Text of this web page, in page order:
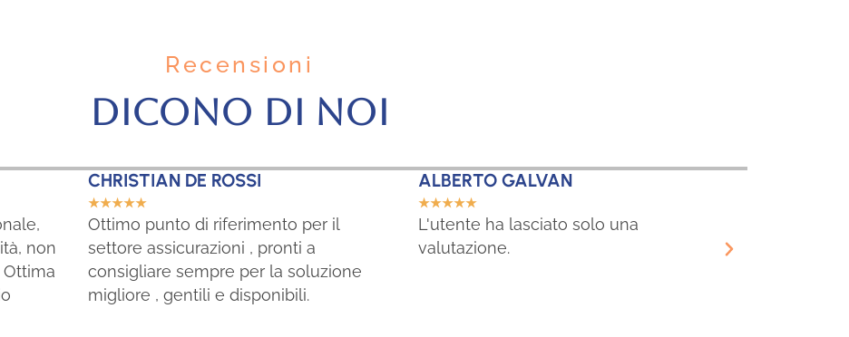
Recensioni
DICONO DI NOI
non
CHRISTIAN DE ROSSI
☆☆☆☆☆
Ottimo punto di riferimento per il
settore assicurazioni , pronti a
consigliare sempre per la soluzione
migliore , gentili e disponibili.
ALBERTO GALVAN
☆☆☆☆☆
L'utente ha lasciato solo una
valutazione.